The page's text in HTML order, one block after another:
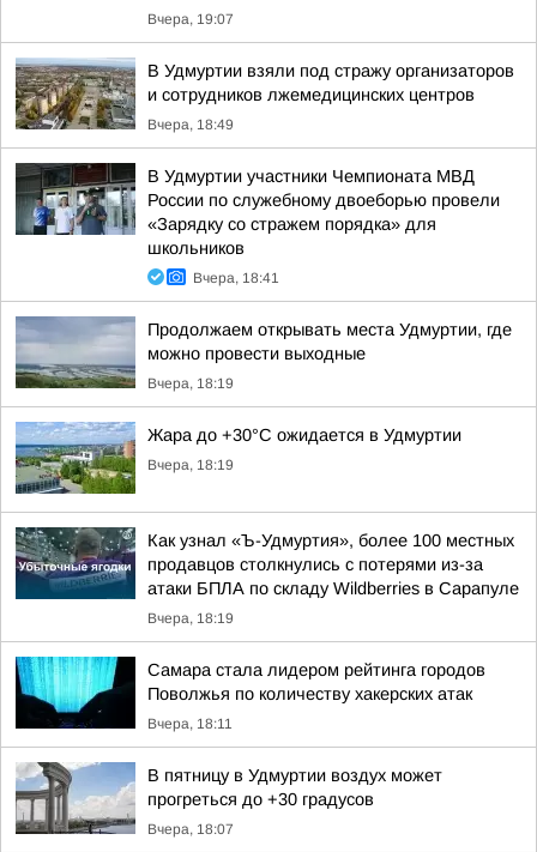
Вчера, 19:07
В Удмуртии взяли под стражу организаторов
и сотрудников лжемедицинских центров
Вчера, 18:49
В Удмуртии участники Чемпионата МВД
России по служебному двоеборью провели
«Зарядку со стражем порядка» для
школьников
Вчера, 18:41
Продолжаем открывать места Удмуртии, где
можно провести выходные
Вчера, 18:19
Жара до +30°С ожидается в Удмуртии
Вчера, 18:19
Как узнал «Ъ-Удмуртия», более 100 местных
продавцов столкнулись с потерями из-за
атаки БПЛА по складу Wildberries в Сарапуле
Вчера, 18:19
Самара стала лидером рейтинга городов
Поволжья по количеству хакерских атак
Вчера, 18:11
В пятницу в Удмуртии воздух может
прогреться до +30 градусов
Вчера, 18:07